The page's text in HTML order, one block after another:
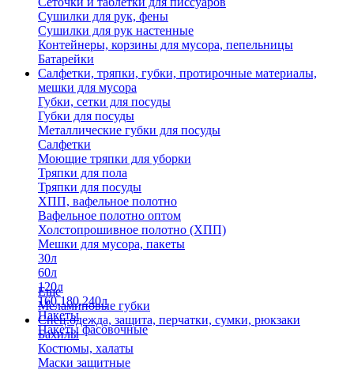
Сушилки для рук, фены
Сушилки для рук настенные
Контейнеры, корзины для мусора, пепельницы
Батарейки
Салфетки, тряпки, губки, протирочные материалы,
мешки для мусора
Губки, сетки для посуды
Губки для посуды
Металлические губки для посуды
Салфетки
Моющие тряпки для уборки
Тряпки для пола
Тряпки для посуды
ХПП, вафельное полотно
Вафельное полотно оптом
Холстопрошивное полотно (ХПП)
Мешки для мусора, пакеты
30л
60л
120л
160,180,240л
Пакеты
Пакеты фасовочные
Еще
Меламиновые губки
Спец.одежда, защита, перчатки, сумки, рюкзаки
Бахилы
Костюмы, халаты
Маски защитные